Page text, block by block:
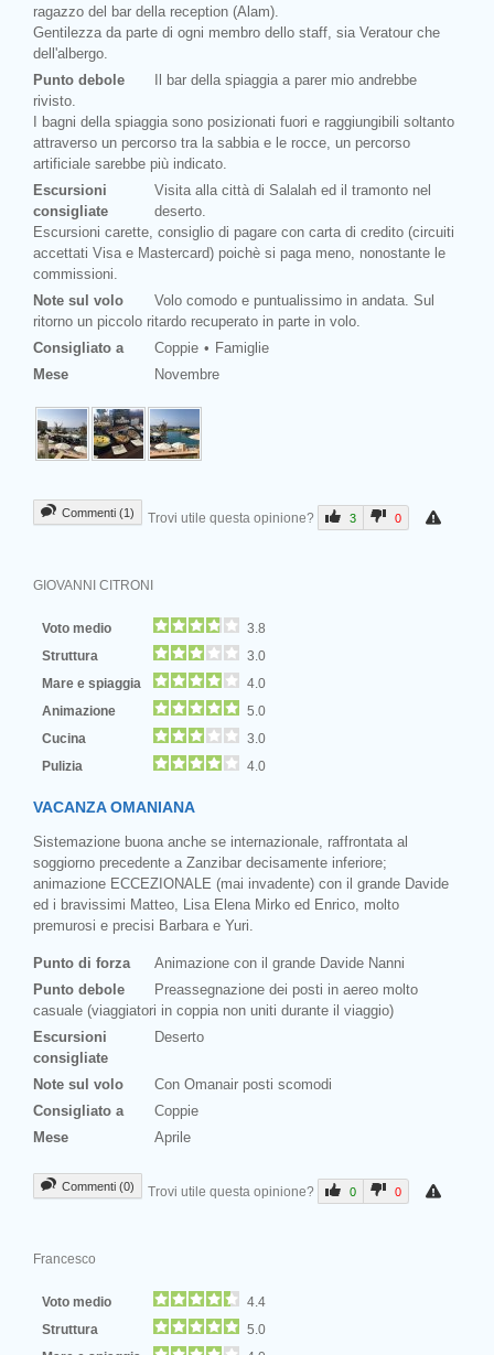
ragazzo del bar della reception (Alam).
Gentilezza da parte di ogni membro dello staff, sia Veratour che
dell'albergo.
Punto debole
Il bar della spiaggia a parer mio andrebbe
rivisto.
I bagni della spiaggia sono posizionati fuori e raggiungibili soltanto
attraverso un percorso tra la sabbia e le rocce, un percorso
artificiale sarebbe più indicato.
Escursioni
consigliate
Visita alla città di Salalah ed il tramonto nel
deserto.
Escursioni carette, consiglio di pagare con carta di credito (circuiti
accettati Visa e Mastercard) poichè si paga meno, nonostante le
commissioni.
Note sul volo
Volo comodo e puntualissimo in andata. Sul
ritorno un piccolo ritardo recuperato in parte in volo.
Consigliato a
Coppie
Famiglie
Mese
Novembre
Commenti (1) Trovi utile questa opinione? 3 0
GIOVANNI CITRONI
Voto medio
3.8
Struttura
3.0
Mare e spiaggia
4.0
Animazione
5.0
Cucina
3.0
Pulizia
4.0
VACANZA OMANIANA
Sistemazione buona anche se internazionale, raffrontata al
soggiorno precedente a Zanzibar decisamente inferiore;
animazione ECCEZIONALE (mai invadente) con il grande Davide
ed i bravissimi Matteo, Lisa Elena Mirko ed Enrico, molto
premurosi e precisi Barbara e Yuri.
Punto di forza
Animazione con il grande Davide Nanni
Punto debole
Preassegnazione dei posti in aereo molto
casuale (viaggiatori in coppia non uniti durante il viaggio)
Escursioni
consigliate
Deserto
Note sul volo
Con Omanair posti scomodi
Consigliato a
Coppie
Mese
Aprile
Commenti (0) Trovi utile questa opinione? 0 0
Francesco
Voto medio
4.4
Struttura
5.0